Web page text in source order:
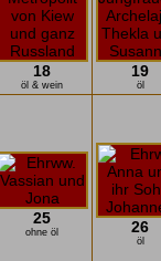
18
öl & wein
19
öl
25
ohne öl 26
öl